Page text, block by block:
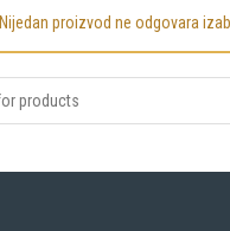
Nijedan proizvod ne odgovara